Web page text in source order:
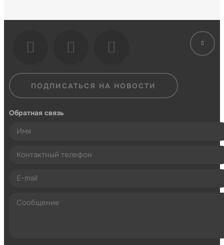
ПОДПИСАТЬСЯ НА НОВОСТИ
Обратная связь